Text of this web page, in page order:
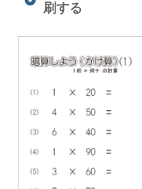
刷する